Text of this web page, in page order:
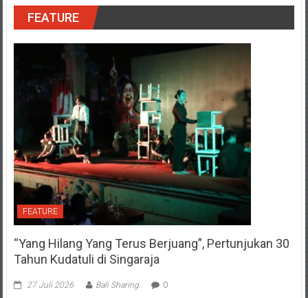
FEATURE
FEATURE
“Yang Hilang Yang Terus Berjuang”, Pertunjukan 30
Tahun Kudatuli di Singaraja
27 Juli 2026 Bali Sharing 0